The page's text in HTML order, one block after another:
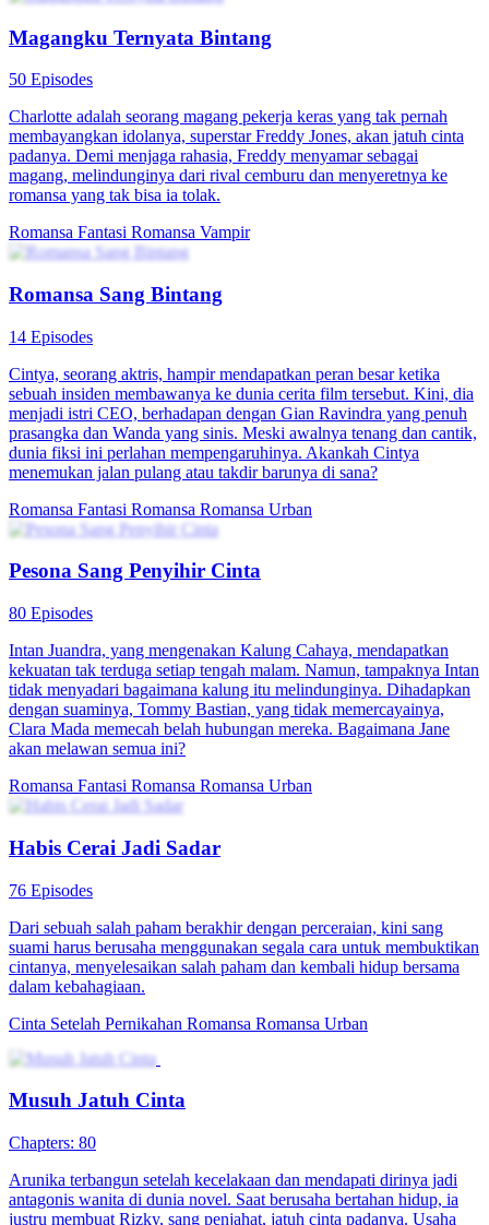
Magangku Ternyata Bintang
50 Episodes
Charlotte adalah seorang magang pekerja keras yang tak pernah
membayangkan idolanya, superstar Freddy Jones, akan jatuh cinta
padanya. Demi menjaga rahasia, Freddy menyamar sebagai
magang, melindunginya dari rival cemburu dan menyeretnya ke
romansa yang tak bisa ia tolak.
Romansa Fantasi Romansa Vampir
Romansa Sang Bintang
14 Episodes
Cintya, seorang aktris, hampir mendapatkan peran besar ketika
sebuah insiden membawanya ke dunia cerita film tersebut. Kini, dia
menjadi istri CEO, berhadapan dengan Gian Ravindra yang penuh
prasangka dan Wanda yang sinis. Meski awalnya tenang dan cantik,
dunia fiksi ini perlahan mempengaruhinya. Akankah Cintya
menemukan jalan pulang atau takdir barunya di sana?
Romansa Fantasi Romansa Romansa Urban
Pesona Sang Penyihir Cinta
80 Episodes
Intan Juandra, yang mengenakan Kalung Cahaya, mendapatkan
kekuatan tak terduga setiap tengah malam. Namun, tampaknya Intan
tidak menyadari bagaimana kalung itu melindunginya. Dihadapkan
dengan suaminya, Tommy Bastian, yang tidak memercayainya,
Clara Mada memecah belah hubungan mereka. Bagaimana Jane
akan melawan semua ini?
Romansa Fantasi Romansa Romansa Urban
Habis Cerai Jadi Sadar
76 Episodes
Dari sebuah salah paham berakhir dengan perceraian, kini sang
suami harus berusaha menggunakan segala cara untuk membuktikan
cintanya, menyelesaikan salah paham dan kembali hidup bersama
dalam kebahagiaan.
Cinta Setelah Pernikahan Romansa Romansa Urban
Musuh Jatuh Cinta
Chapters: 80
Arunika terbangun setelah kecelakaan dan mendapati dirinya jadi
antagonis wanita di dunia novel. Saat berusaha bertahan hidup, ia
justru membuat Rizky, sang penjahat, jatuh cinta padanya. Usaha